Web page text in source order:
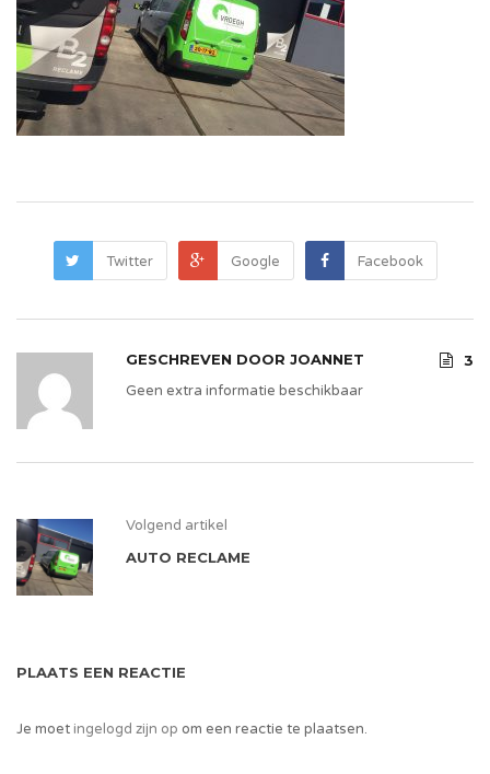
Twitter Google Facebook
GESCHREVEN DOOR JOANNET
3
Geen extra informatie beschikbaar
Volgend artikel
AUTO RECLAME
PLAATS EEN REACTIE
Je moetingelogd zijn op om een reactie te plaatsen.